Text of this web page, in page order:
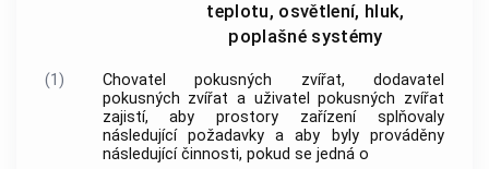
teplotu, osvětlení, hluk,
poplašné systémy
(1) Chovatel pokusných zvířat, dodavatel
pokusných zvířat a uživatel pokusných zvířat
zajistí, aby prostory zařízenísplňovaly
následující požadavky a aby byly prováděny
následující činnosti, pokud se jedná o